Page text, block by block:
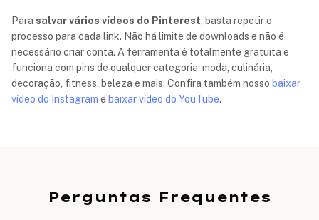
Para salvar vários vídeos do Pinterest , basta repetir o
processo para cada link. Não há limite de downloads e não é
necessário criar conta. A ferramenta é totalmente gratuita e
funciona com pins de qualquer categoria: moda, culinária,
decoração, fitness, beleza e mais. Confira também nosso baixar
vídeo do Instagram e baixar vídeo do YouTube.
Perguntas Frequentes